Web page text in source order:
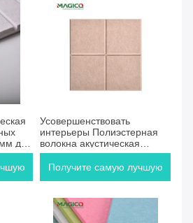
для
Усовершенствовать
интерьеры Полиэстерная
волокна акустическая
панель звукопоглощающая
акустическая панель на
Получите самую лучшую